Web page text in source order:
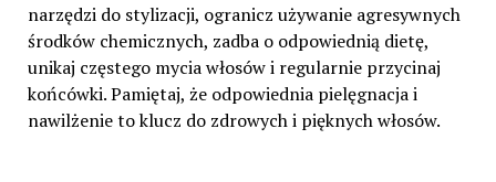
narzędzi do stylizacji, ogranicz używanie agresywnych
środków chemicznych, zadba o odpowiednią dietę,
unikaj częstego mycia włosów i regularnie przycinaj
końcówki. Pamiętaj, że odpowiednia pielęgnacja i
nawilżenie to klucz do zdrowych i pięknych włosów.